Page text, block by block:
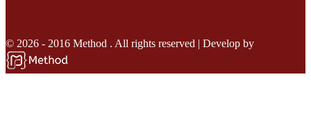
© 2026 - 2016 Method . All rights reserved | Develop by